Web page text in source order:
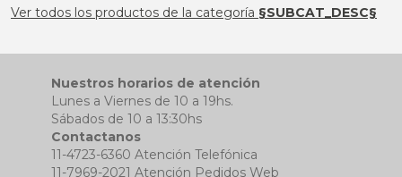
Ver todos los productos de la categoría §SUBCAT_DESC§
Nuestros horarios de atención
Lunes a Viernes de 10 a 19hs.
Sábados de 10 a 13:30hs
Contactanos
11-4723-6360 Atención Telefónica
11-7969-2021 Atención Pedidos Web